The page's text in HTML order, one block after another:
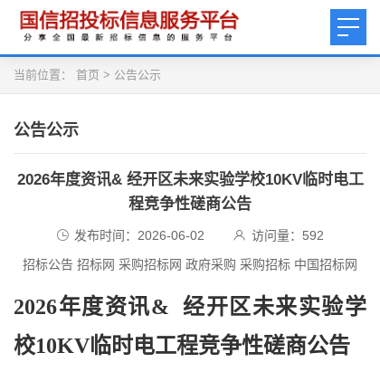
当前位置： 首页 > 公告公示
公告公示
2026年度资讯& 经开区未来实验学校10KV临时电工
程竞争性磋商公告
发布时间：2026-06-02 访问量： 592
招标公告 招标网 采购招标网 政府采购 采购招标 中国招标网
2026年度资讯& 经开区未来实验学
校10KV临时电工程竞争性磋商公告